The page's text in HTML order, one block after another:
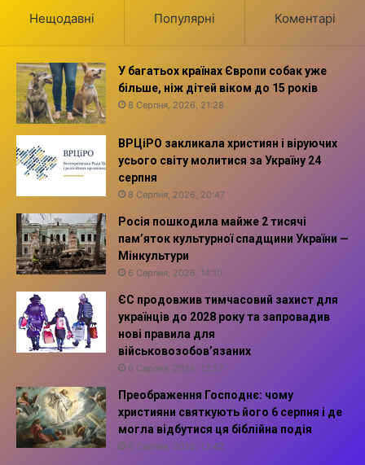
Нещодавні Популярні Коментарі
У багатьох країнах Європи собак уже
більше, ніж дітей віком до 15 років
8 Серпня, 2026, 21:28
ВРЦіРО закликала християн і віруючих
усього світу молитися за Україну 24
серпня
8 Серпня, 2026, 20:47
Росія пошкодила майже 2 тисячі
пам’яток культурної спадщини України —
Мінкультури
6 Серпня, 2026, 14:10
ЄС продовжив тимчасовий захист для
українців до 2028 року та запровадив
нові правила для
військовозобов’язаних
6 Серпня, 2026, 13:57
Преображення Господнє: чому
християни святкують його 6 серпня і де
могла відбутися ця біблійна подія
6 Серпня, 2026, 13:42